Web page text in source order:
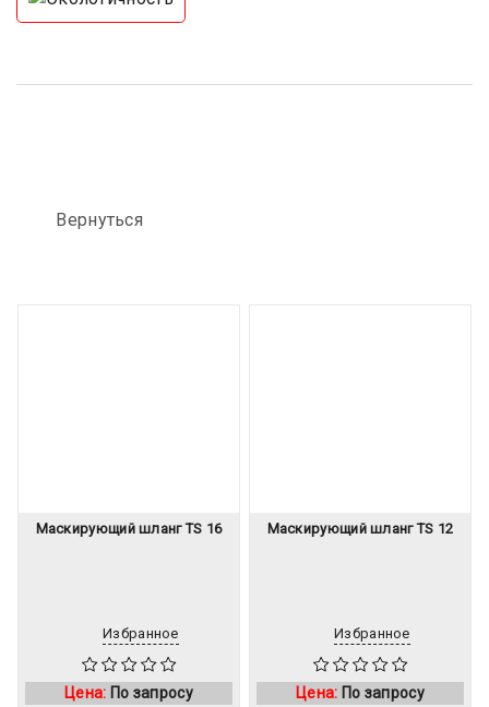
Вернуться
Маскирующий шланг TS 16
Избранное
Цена: По запросу
Маскирующий шланг TS 12
Избранное
Цена: По запросу